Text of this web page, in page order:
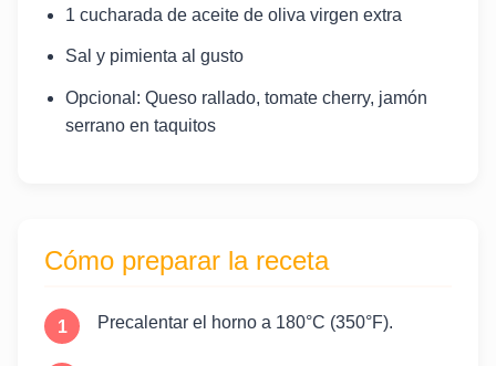
1 cucharada de aceite de oliva virgen extra
Sal y pimienta al gusto
Opcional: Queso rallado, tomate cherry, jamón
serrano en taquitos
Cómo preparar la receta
Precalentar el horno a 180°C (350°F).